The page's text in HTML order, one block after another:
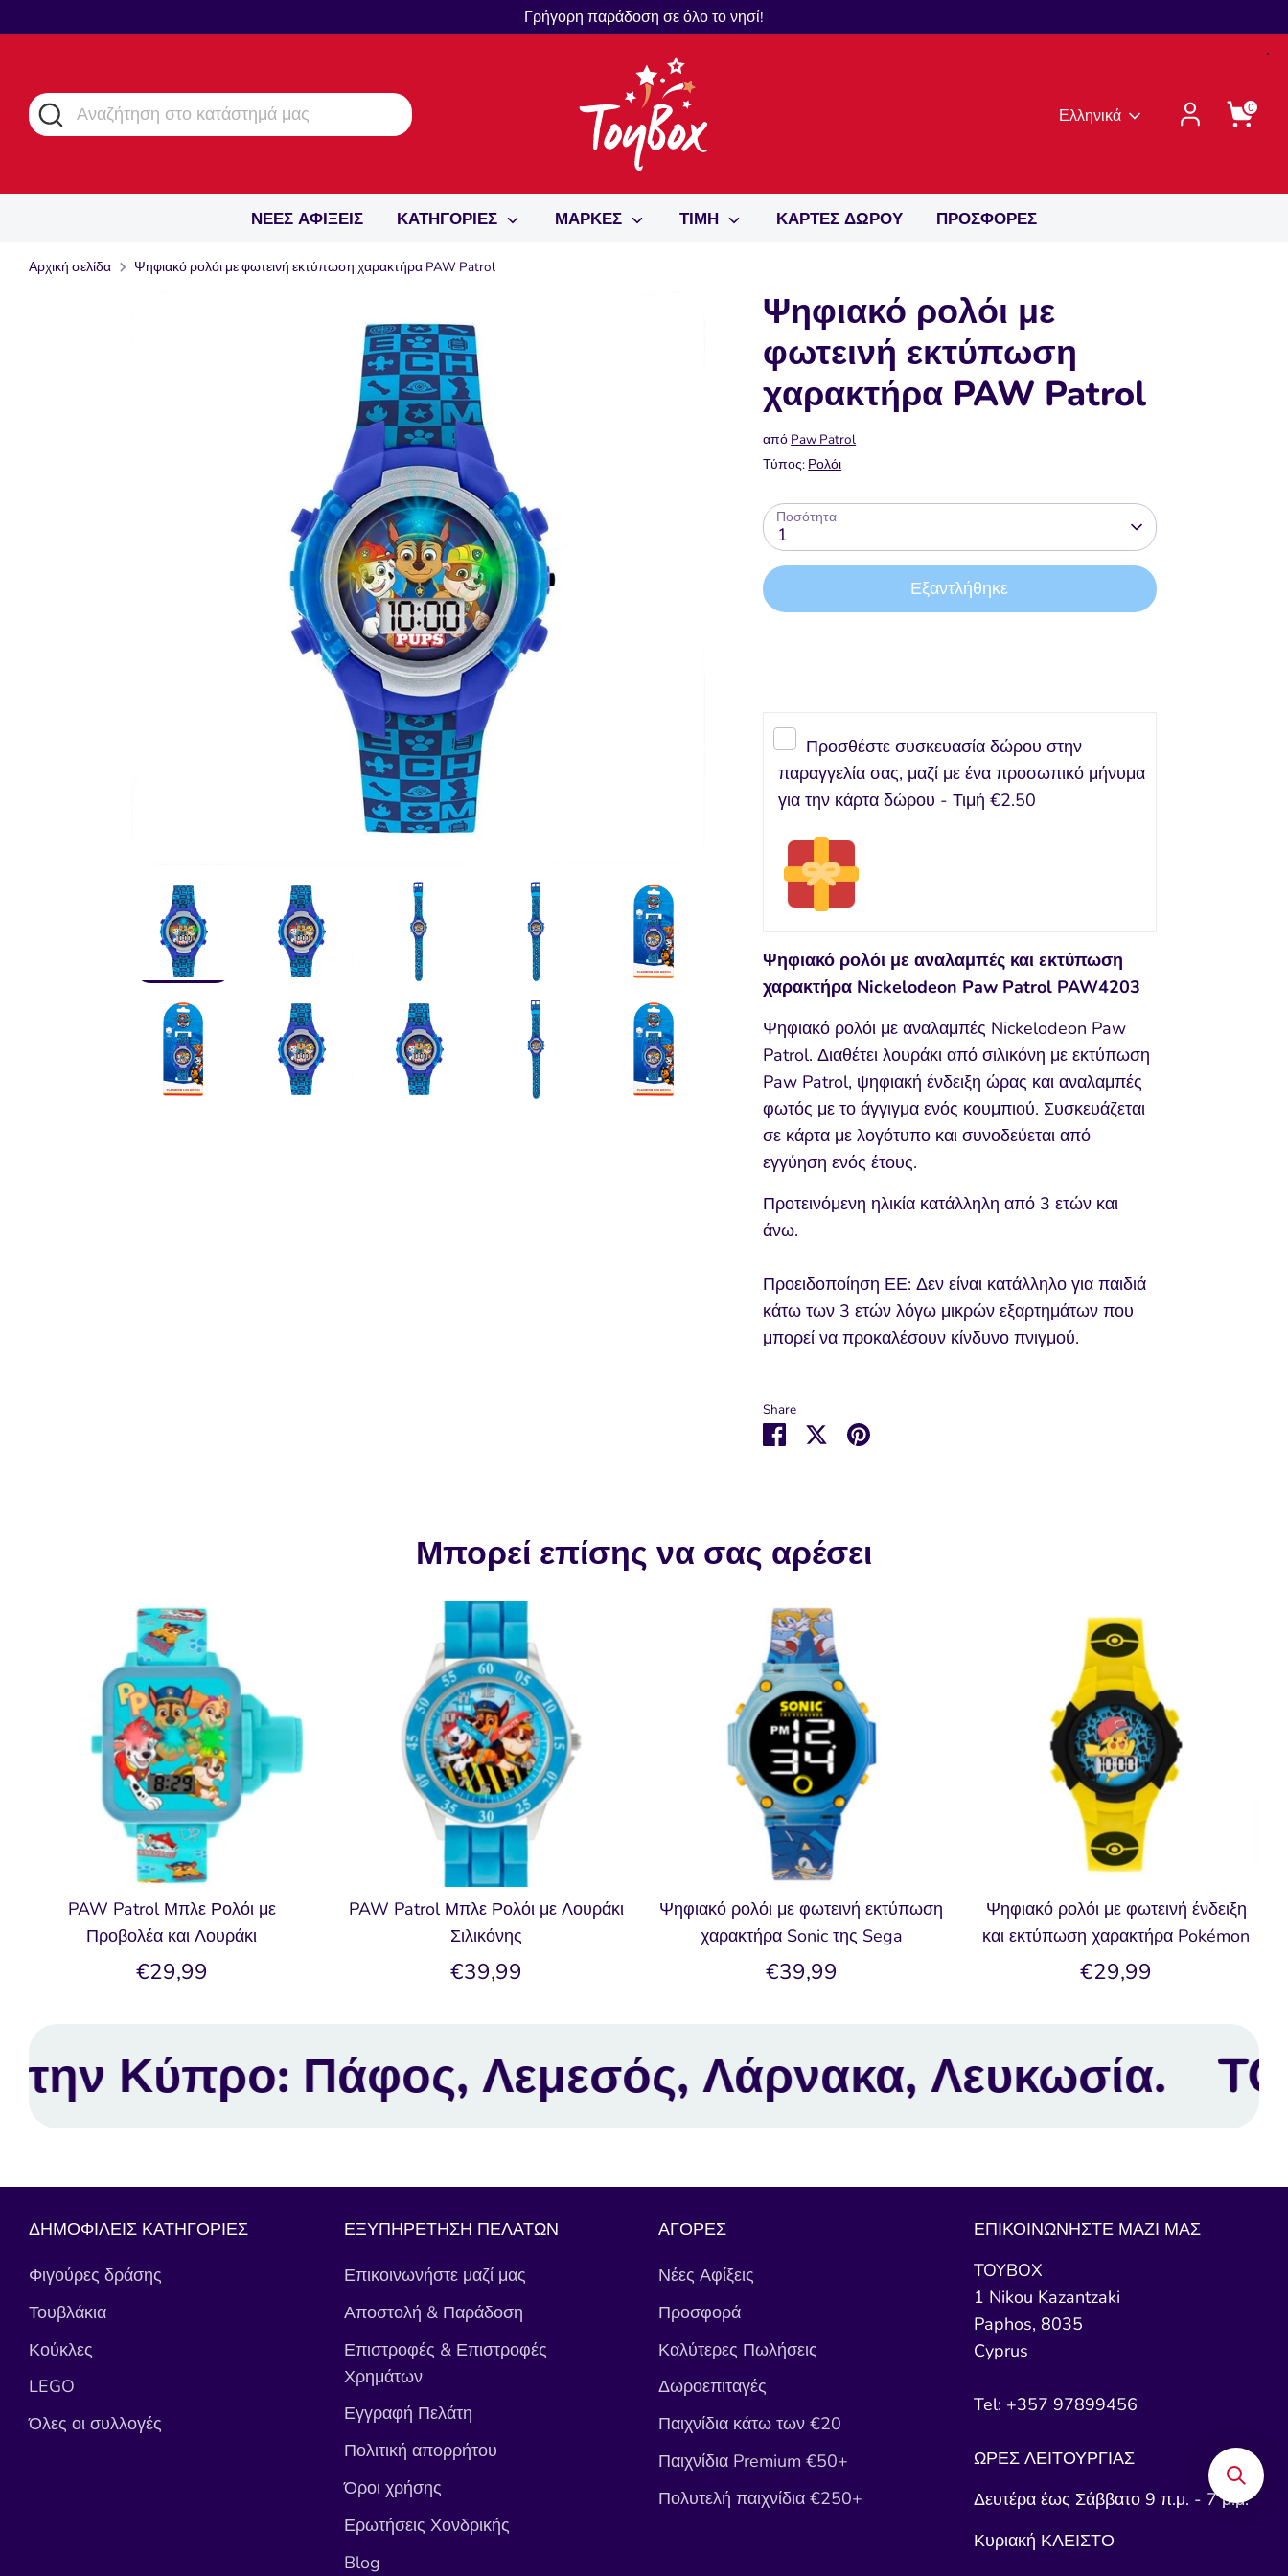
στο
Γρήγορη παράδοση σε όλο το νησί!
Αναζήτηση
Αναζήτηση
στο
Γλώσσα
Ελληνικά 0
ΝΕΕΣ ΑΦΙΞΕΙΣ ΚΑΤΗΓΟΡΙΕΣ ΜΑΡΚΕΣ ΤΙΜΗ ΚΑΡΤΕΣ ΔΩΡΟΥ ΠΡΟΣΦΟΡΕΣ
Αρχική σελίδα Ψηφιακό ρολόι με φωτεινή εκτύπωση χαρακτήρα PAW Patrol
Ψηφιακό ρολόι με
φωτεινή εκτύπωση
χαρακτήρα PAW Patrol
από Paw Patrol
Τύπος: Ρολόι
Ποσότητα
1
Εξαντλήθηκε
Προσθέστε συσκευασία δώρου στην
παραγγελία σας, μαζί με ένα προσωπικό μήνυμα
για την κάρτα δώρου - Τιμή €2.50
Ψηφιακό ρολόι με αναλαμπές και εκτύπωση
χαρακτήρα Nickelodeon Paw Patrol PAW4203
Ψηφιακό ρολόι με αναλαμπές Nickelodeon Paw
Patrol. Διαθέτει λουράκι από σιλικόνη με εκτύπωση
Paw Patrol, ψηφιακή ένδειξη ώρας και αναλαμπές
φωτός με το άγγιγμα ενός κουμπιού. Συσκευάζεται
σε κάρτα με λογότυπο και συνοδεύεται από
εγγύηση ενός έτους.
Προτεινόμενη ηλικία κατάλληλη από 3 ετών και
άνω.
Προειδοποίηση ΕΕ: Δεν είναι κατάλληλο για παιδιά
κάτω των 3 ετών λόγω μικρών εξαρτημάτων που
μπορεί να προκαλέσουν κίνδυνο πνιγμού.
Share
ΜοιραστείτεΜοιραστείτε
Καρφιτσώστε
Μπορεί επίσης να σας αρέσει
PAW Patrol Μπλε Ρολόι με
Προβολέα και Λουράκι
€29,99
PAW Patrol Μπλε Ρολόι με Λουράκι
Σιλικόνης
€39,99
Ψηφιακό ρολόι με φωτεινή εκτύπωση
χαρακτήρα Sonic της Sega
€39,99
Ψηφιακό ρολόι με φωτεινή ένδειξη
και εκτύπωση χαρακτήρα Pokémon
€29,99
Πάφος, Λεμεσός, Λάρνακα, Λευκωσία. TOYBOX
ΔΗΜΟΦΙΛΕΙΣ ΚΑΤΗΓΟΡΙΕΣ
Φιγούρες δράσης
Τουβλάκια
Κούκλες
LEGO
Όλες οι συλλογές
ΕΞΥΠΗΡΕΤΗΣΗ ΠΕΛΑΤΩΝ
Επικοινωνήστε μαζί μας
Αποστολή & Παράδοση
Επιστροφές & Επιστροφές
Χρημάτων
Εγγραφή Πελάτη
Πολιτική απορρήτου
Όροι χρήσης
Ερωτήσεις Χονδρικής
Blog
ΑΓΟΡΕΣ
Νέες Αφίξεις
Προσφορά
Καλύτερες Πωλήσεις
Δωροεπιταγές
Παιχνίδια κάτω των €20
Παιχνίδια Premium €50+
Πολυτελή παιχνίδια €250+
ΕΠΙΚΟΙΝΩΝΗΣΤΕ ΜΑΖΙ ΜΑΣ
TOYBOX
1 Nikou Kazantzaki
Paphos, 8035
Cyprus
Tel: +357 97899456
ΩΡΕΣ ΛΕΙΤΟΥΡΓΙΑΣ
Δευτέρα έως Σάββατο 9 π.μ. - 7 μ.μ.
Κυριακή ΚΛΕΙΣΤΟ